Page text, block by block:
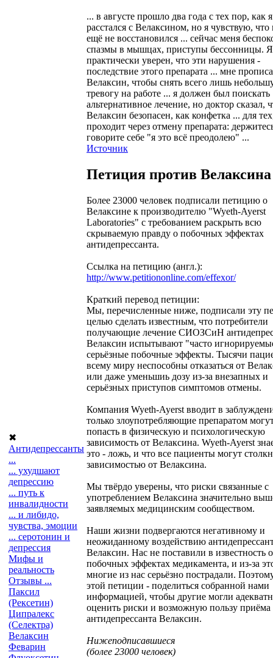
✖
Антидепрессанты
...
... ухудшают
депрессию
... путь к
инвалидности
... и либидо,
чувства, эмоции
... серотонин и
депрессия
Мифы и
реальность
Отзывы ...
Паксил
(Рексетин)
Ципралекс
(Селектра)
Велаксин
Феварин
... в августе прошло два года с тех пор, как я
расстался с Велаксином, но я чувствую, что
ещё не восстановился ... сейчас меня
спазмы в мышцах, приступы бессонницы. Я
практически уверен, что эти нарушения -
последствие этого препарата ... мне
Велаксин, чтобы снять всего лишь
тревогу на работе ... я должен был поискать
альтернативное лечение, но доктор сказал,
Велаксин безопасен, как конфетка ... для
проходит через отмену препарата:
говорите себе "я это всё преодолею" ...
Источник
Петиция против Велаксина
Более 23000 человек подписали петицию о
Велаксине к производителю "Wyeth-Ayerst
Laboratories" с требованием раскрыть всю
скрываемую правду о побочных эффектах
антидепрессанта.
Ссылка на петицию (англ.):
http://www.petitiononline.com/effexor/
Краткий перевод петиции:
Мы, перечисленные ниже, подписали эту
целью сделать известным, что потребители
получающие лечение СИОЗСиН
Велаксин испытывают "часто
серьёзные побочные эффекты. Тысячи
всему миру неспособны отказаться от
или даже уменьшиь дозу из-за внезапных и
серьёзных приступов симптомов отмены.
Компания Wyeth-Ayerst вводит в
только злоупотребляющие препаратом
попасть в физическую и психологическую
зависимость от Велаксина. Wyeth-Ayerst
это - ложь, и что все пациенты могут
зависимостью от Велаксина.
Мы твёрдо уверены, что риски связанные с
употреблением Велаксина значительно
заявляемых медицинским сообществом.
Наши жизни подвергаются негативному и
неожиданному воздействию
Велаксин. Нас не поставили в известность
побочных эффектах медикамента, и из-за
многие из нас серьёзно пострадали.
этой петиции - поделиться собранной нами
информацией, чтобы другие могли
оценить риски и возможную пользу приёма
антидепрессанта Велаксин.
Нижеподписавшиеся
(более 23000 человек)